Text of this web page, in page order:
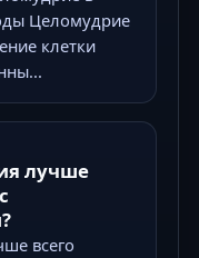
Целомудрие
клетки
лучше
всего